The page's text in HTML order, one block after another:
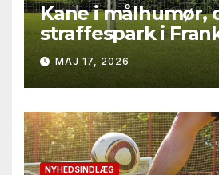
Kane i målhumør,
straffespark i
rødt kort i
runde 34 fra
2025/26
MAJ 17, 2026
NYHEDSINDLÆG